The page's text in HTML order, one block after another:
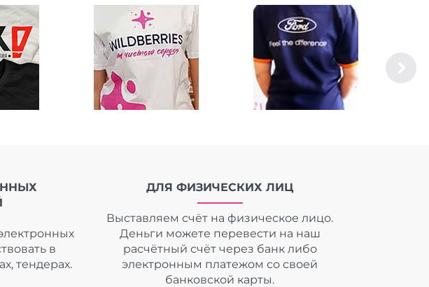
в
тендерах.
ДЛЯ ФИЗИЧЕСКИХ ЛИЦ
Выставляем счёт на физическое лицо.
Деньги можете перевести на наш
расчётный счёт через банк либо
электронным платежом со своей
банковской карты.